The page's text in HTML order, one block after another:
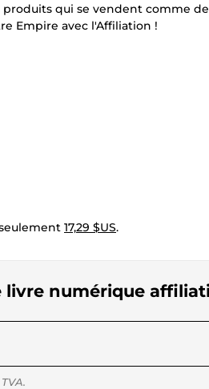
qui se vendent comme
Empire avec l'Affiliation !
17,29 $US.
livre numérique